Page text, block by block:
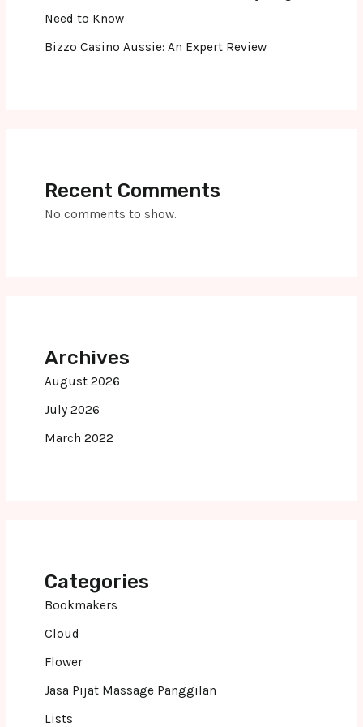
Need to Know
Bizzo Casino Aussie: An Expert Review
Recent Comments
No comments to show.
Archives
August 2026
July 2026
March 2022
Categories
Bookmakers
Cloud
Flower
Jasa Pijat Massage Panggilan
Lists